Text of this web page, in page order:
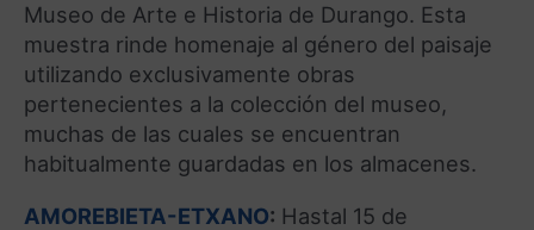
Museo de Arte e Historia de Durango. Esta
muestra rinde homenaje al género del paisaje
utilizando exclusivamente obras
pertenecientes a la colección del museo,
muchas de las cuales se encuentran
habitualmente guardadas en los almacenes.
AMOREBIETA-ETXANO: Hastal 15 de